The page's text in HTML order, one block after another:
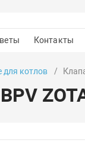
Контакты
котлов